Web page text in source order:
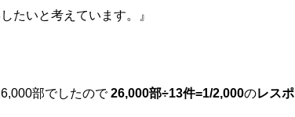
たいと考えています。』
部でしたので26,000部÷13件=1/2,000のレスポ